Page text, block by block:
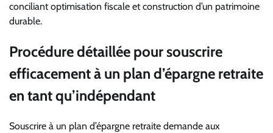
conciliant optimisation fiscale et construction d’un patrimoine
durable.
Procédure détaillée pour souscrire
efficacement à un plan d’épargne retraite
en tant qu’indépendant
Souscrire à un plan d’épargne retraite demande aux